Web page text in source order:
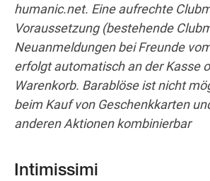
humanic.net. Eine aufrechte
Voraussetzung (bestehende
Neuanmeldungen bei Freunde
erfolgt automatisch an der Kasse
Warenkorb. Barablöse ist nicht
beim Kauf von Geschenkkarten
anderen Aktionen kombinierbar
Intimissimi